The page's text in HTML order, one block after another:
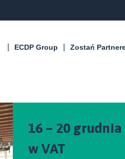
ECDP Group Zostań
16 – 20
w VAT